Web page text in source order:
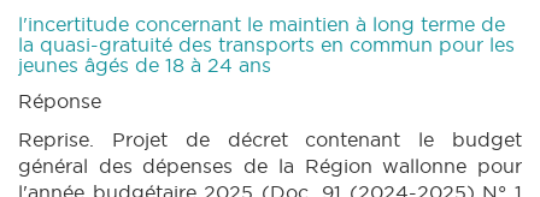
BUDGET 90 N° 2 (2024-2025) (PDF)
|
BUDGET 91 N° 1 (2024-2025) (PDF)
|
BUDGET 91 N° 1bis (2024-2025) (PDF)
BUDGET 91 N° 1 annexe 6 (2024-2025) (PDF)
|
(PDF)
|BUDGET 91 N° 2 (2024-2025) (PDF)
| BUDGET 91 N° 4 annexe 7 (2024-2025)
l'incertitude concernant le maintien à long terme de
la quasi-gratuité des transports en commun pour les
jeunes âgés de 18 à 24 ans
Réponse
Reprise. Projet de décret contenant le budget
général des dépenses de la Région wallonne pour